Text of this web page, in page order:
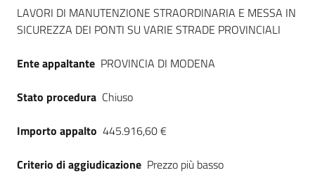
su
Dati del bando
LAVORI DI MANUTENZIONE STRAORDINARIA E MESSA IN
SICUREZZA DEI PONTI SU VARIE STRADE PROVINCIALI
Ente appaltante PROVINCIA DI MODENA
Stato procedura Chiuso
Importo appalto 445.916,60 €
Criterio di aggiudicazione Prezzo più basso